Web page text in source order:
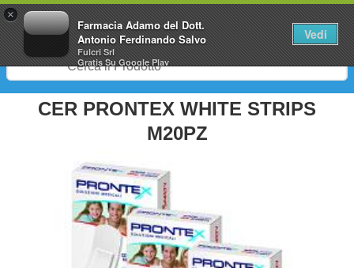
×
Farmacia Adamo del Dott.
Antonio Ferdinando Salvo
Fulcri Srl
GratisSu Google Play
Vedi
0
CER PRONTEX WHITE STRIPS
M20PZ